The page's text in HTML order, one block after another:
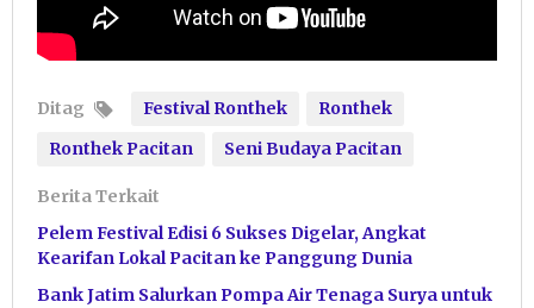
Ditag Festival Ronthek
Ronthek
Ronthek Pacitan
Seni Budaya Pacitan
Berita Terkait
Pelem Festival Edisi 6 Sukses Digelar, Angkat
Kearifan Lokal Pacitan ke Panggung Dunia
Bank Jatim Salurkan Pompa Air Tenaga Surya untuk